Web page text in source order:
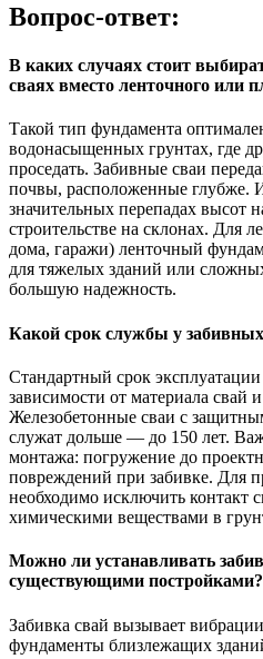
Вопрос-ответ:
В каких случаях стоит
сваях вместо ленточного или
Такой тип фундамента
водонасыщенных грунтах, где
проседать. Забивные сваи
почвы, расположенные глубже.
значительных перепадах высот
строительстве на склонах. Для
дома, гаражи) ленточный
для тяжелых зданий или
большую надежность.
Какой срок службы у
Стандартный срок эксплуатации
зависимости от материала свай
Железобетонные сваи с
служат дольше — до 150 лет.
монтажа: погружение до
повреждений при забивке. Для
необходимо исключить контакт
химическими веществами в
Можно ли устанавливать
существующими постройками?
Забивка свай вызывает
фундаменты близлежащих